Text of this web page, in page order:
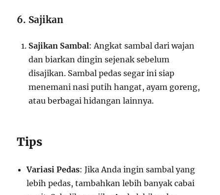
6. Sajikan
Sajikan Sambal: Angkat sambal dari wajan
dan biarkan dingin sejenak sebelum
disajikan. Sambal pedas segar ini siap
menemani nasi putih hangat, ayam goreng,
atau berbagai hidangan lainnya.
Tips
Variasi Pedas: Jika Anda ingin sambal yang
lebih pedas, tambahkan lebih banyak cabai